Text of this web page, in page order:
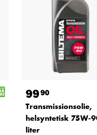
9990
Transmissionsolie,
helsyntetisk 75W-
liter